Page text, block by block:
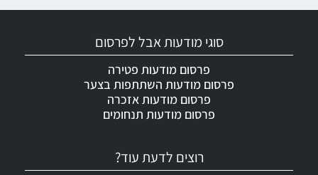
רוצים לדעת עוד?
סוגי מודעות אבל לפרסום
פרסום מודעות פטירה
פרסום מודעות השתתפות בצער
פרסום מודעות אזכרה
פרסום מודעות תנחומים